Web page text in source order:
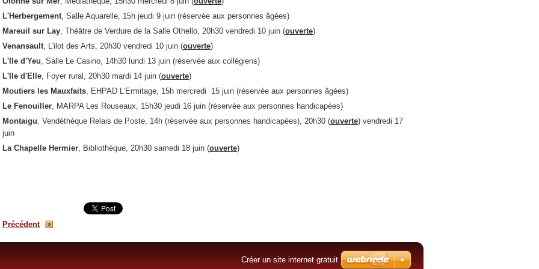
L'Herbergement, Salle Aquarelle, 15h jeudi 9 juin (réservée aux personnes âgées)
Mareuil sur Lay, Théâtre de Verdure de la Salle Othello, 20h30 vendredi 10 juin (ouverte)
Venansault, L'ilot des Arts, 20h30 vendredi 10 juin (ouverte)
L'Ile d'Yeu, Salle Le Casino, 14h30 lundi 13 juin (réservée aux collégiens)
L'Ile d'Elle, Foyer rural, 20h30 mardi 14 juin (ouverte)
Moutiers les Mauxfaits, EHPAD L'Ermitage, 15h mercredi 15 juin (réservée aux personnes âgées)
Le Fenouiller, MARPA Les Rouseaux, 15h30 jeudi 16 juin (réservée aux personnes handicapées)
Montaigu, Vendéthèque Relais de Poste, 14h (réservée aux personnes handicapées), 20h30 (ouverte) vendredi 17
juin
La Chapelle Hermier, Bibliothèque, 20h30 samedi 18 juin (ouverte)
Précédent
Créer un site internet gratuit